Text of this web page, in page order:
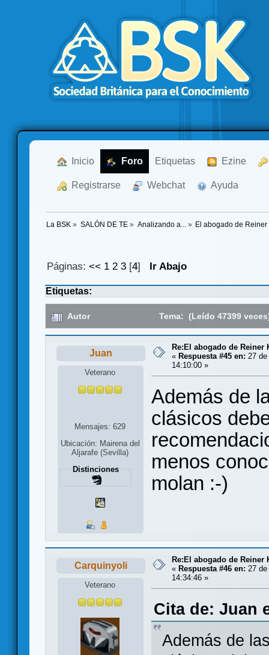
Inicio Foro Etiquetas Ezine
Registrarse Webchat Ayuda
La BSK » SALÓN DE TE » Analizando a... » El abogado de Reiner
Páginas:<< 1 2 3 [4] Ir Abajo
Etiquetas:
Autor Tema: (Leído 47399
Juan
Veterano
Mensajes: 629
Ubicación: Mairena del
Aljarafe (Sevilla)
Distinciones
Re:El abogado de Reiner
« Respuesta #45 en: 27 de
14:10:00 »
Además de
clásicos
menos
molan :-)
Carquinyoli
Veterano
Re:El abogado de Reiner
« Respuesta #46 en: 27 de
14:34:46 »
Cita de: Juan
Además de